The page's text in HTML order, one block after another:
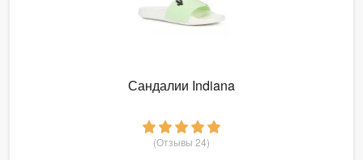
Сандалии Indiana
(Отзывы 24)